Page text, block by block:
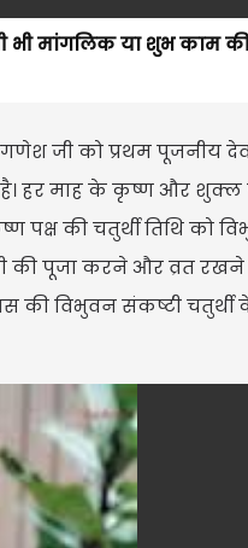
भी मांगलिक या शुभ काम
जी को प्रथम पूजनीय
हर माह के कृष्ण और शुक्ल
पक्ष की चतुर्थी तिथि को
की पूजा करने और व्रत
की विभुवन संकष्टी